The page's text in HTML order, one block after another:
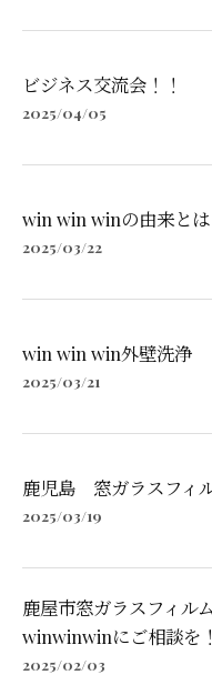
ビジネス交流会！！
2025/04/05
win win winの由来とは
2025/03/22
win win win外壁洗浄
2025/03/21
鹿児島 窓ガラスフィ
2025/03/19
鹿屋市窓ガラスフィル
winwinwinにご相談を
2025/02/03